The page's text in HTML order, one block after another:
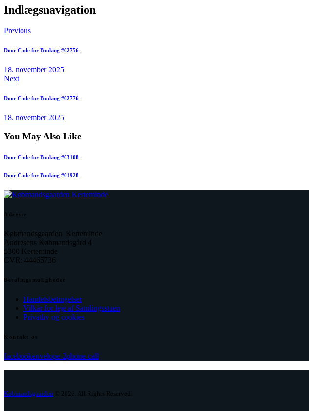
Indlægsnavigation
Previous
Door Code for Booking #62756
18. november 2025
Next
Door Code for Booking #62776
18. november 2025
You May Also Like
Door Code for Booking #63108
Door Code for Booking #61928
Adresse
Købmandsgaarden Kerteminde
Andresens Købmandsgård 4
5300 Kerteminde
CVR: 44465736
Betalingsmuligheder
Handelsbetingelser
Vilkår for leje af Samlingsstuen
Privatliv og cookies
Kontakt os
facebookenvelope-2phone-call
Købmandsgaarden © 2026. All Rights Reserved.